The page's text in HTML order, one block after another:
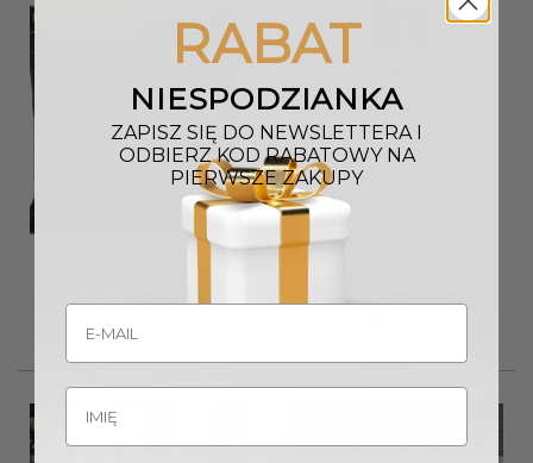
51,00 zł.
Promocja!
RABAT
NIESPODZIANKA
ZAPISZ SIĘ DO NEWSLETTERA I
ODBIERZ KOD RABATOWY NA
PIERWSZE ZAKUPY